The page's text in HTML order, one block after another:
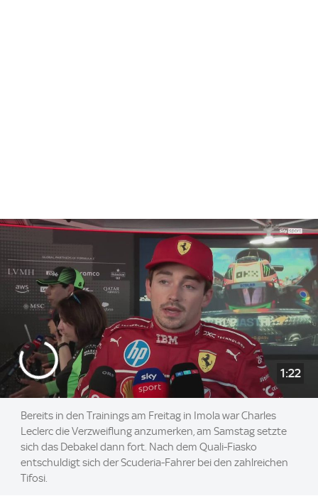
1:22
Bereits in den Trainings am Freitag in Imola war Charles
Leclerc die Verzweiflung anzumerken, am Samstag setzte
sich das Debakel dann fort. Nach dem Quali-Fiasko
entschuldigt sich der Scuderia-Fahrer bei den zahlreichen
Tifosi.